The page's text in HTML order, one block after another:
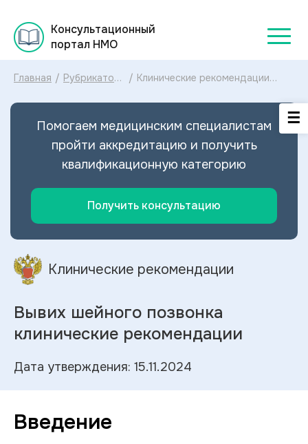
Консультационный
портал НМО
Главная / Рубрикатор
рекомендаций
/ Клинические рекомендации
МКБ-10: диагностика и лечение
Вывиха шейного позвонка 2024
Помогаем медицинским специалистам
пройти аккредитацию и получить
квалификационную категорию
Получить консультацию
Клинические рекомендации
Вывих шейного позвонка
клинические рекомендации
Дата утверждения: 15.11.2024
Введение